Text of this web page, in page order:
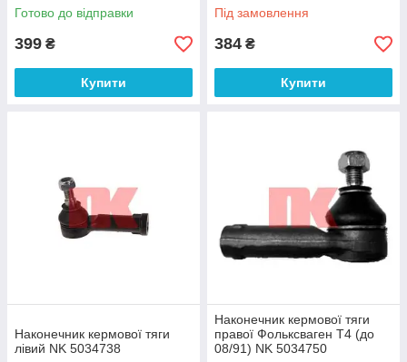
Готово до відправки
399 ₴
Купити
Під замовлення
384 ₴
Купити
Наконечник кермової тяги
лівий NK 5034738
Наконечник кермової тяги
правої Фольксваген Т4 (до
08/91) NK 5034750